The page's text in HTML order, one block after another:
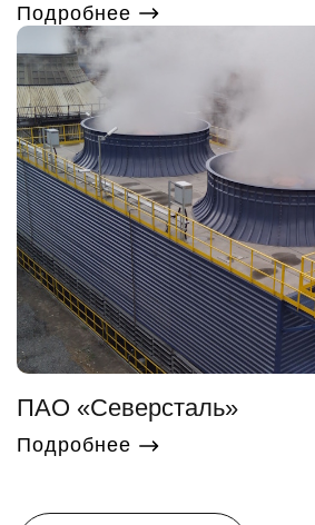
Подробнее
ПАО «Северсталь»
Подробнее